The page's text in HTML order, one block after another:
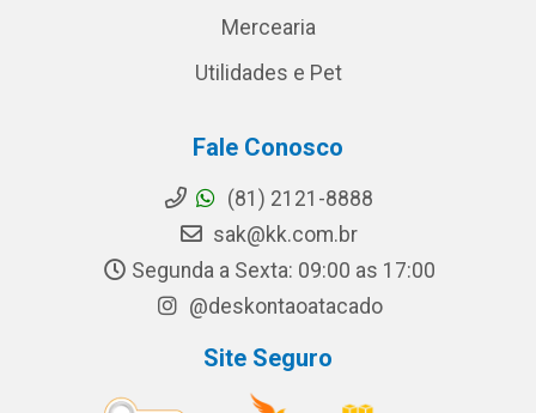
Mercearia
Utilidades e Pet
Fale Conosco
(81) 2121-8888
sak@kk.com.br
Segunda a Sexta: 09:00 as 17:00
@deskontaoatacado
Site Seguro